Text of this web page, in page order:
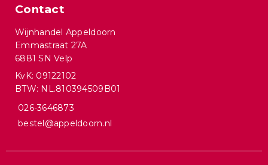
Contact
Wijnhandel Appeldoorn
Emmastraat 27A
6881 SN Velp
KvK: 09122102
BTW: NL.810394509B01
026-3646873
bestel@appeldoorn.nl